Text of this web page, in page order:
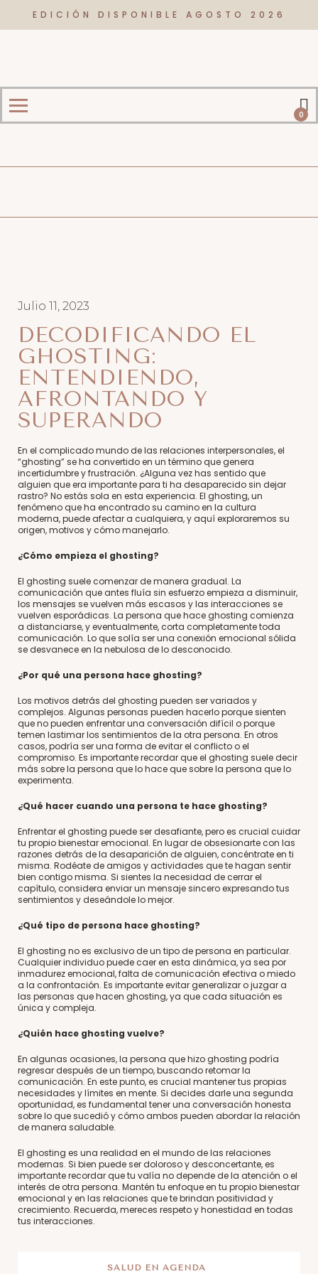
EDICIÓN DISPONIBLE AGOSTO 2026
0
Julio 11, 2023
DECODIFICANDO EL
GHOSTING:
ENTENDIENDO,
AFRONTANDO Y
SUPERANDO
En el complicado mundo de las relaciones interpersonales, el
“ghosting” se ha convertido en un término que genera
incertidumbre y frustración. ¿Alguna vez has sentido que
alguien que era importante para ti ha desaparecido sin dejar
rastro? No estás sola en esta experiencia. El ghosting, un
fenómeno que ha encontrado su camino en la cultura
moderna, puede afectar a cualquiera, y aquí exploraremos su
origen, motivos y cómo manejarlo.
¿Cómo empieza el ghosting?
El ghosting suele comenzar de manera gradual. La
comunicación que antes fluía sin esfuerzo empieza a disminuir,
los mensajes se vuelven más escasos y las interacciones se
vuelven esporádicas. La persona que hace ghosting comienza
a distanciarse, y eventualmente, corta completamente toda
comunicación. Lo que solía ser una conexión emocional sólida
se desvanece en la nebulosa de lo desconocido.
¿Por qué una persona hace ghosting?
Los motivos detrás del ghosting pueden ser variados y
complejos. Algunas personas pueden hacerlo porque sienten
que no pueden enfrentar una conversación difícil o porque
temen lastimar los sentimientos de la otra persona. En otros
casos, podría ser una forma de evitar el conflicto o el
compromiso. Es importante recordar que el ghosting suele decir
más sobre la persona que lo hace que sobre la persona que lo
experimenta.
¿Qué hacer cuando una persona te hace ghosting?
Enfrentar el ghosting puede ser desafiante, pero es crucial cuidar
tu propio bienestar emocional. En lugar de obsesionarte con las
razones detrás de la desaparición de alguien, concéntrate en ti
misma. Rodéate de amigos y actividades que te hagan sentir
bien contigo misma. Si sientes la necesidad de cerrar el
capítulo, considera enviar un mensaje sincero expresando tus
sentimientos y deseándole lo mejor.
¿Qué tipo de persona hace ghosting?
El ghosting no es exclusivo de un tipo de persona en particular.
Cualquier individuo puede caer en esta dinámica, ya sea por
inmadurez emocional, falta de comunicación efectiva o miedo
a la confrontación. Es importante evitar generalizar o juzgar a
las personas que hacen ghosting, ya que cada situación es
única y compleja.
¿Quién hace ghosting vuelve?
En algunas ocasiones, la persona que hizo ghosting podría
regresar después de un tiempo, buscando retomar la
comunicación. En este punto, es crucial mantener tus propias
necesidades y límites en mente. Si decides darle una segunda
oportunidad, es fundamental tener una conversación honesta
sobre lo que sucedió y cómo ambos pueden abordar la relación
de manera saludable.
El ghosting es una realidad en el mundo de las relaciones
modernas. Si bien puede ser doloroso y desconcertante, es
importante recordar que tu valía no depende de la atención o el
interés de otra persona. Mantén tu enfoque en tu propio bienestar
emocional y en las relaciones que te brindan positividad y
crecimiento. Recuerda, mereces respeto y honestidad en todas
tus interacciones.
SALUD EN AGENDA